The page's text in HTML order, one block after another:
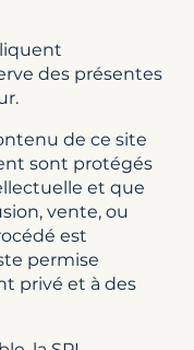
des présentes
de ce site
sont protégés
et que
vente, ou
est
permise
privé et à des